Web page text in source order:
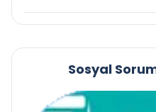
Sosyal